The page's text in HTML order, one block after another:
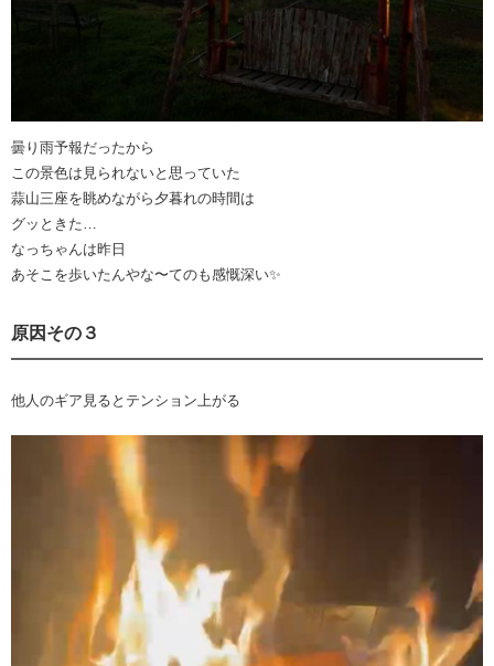
曇り雨予報だったから
この景色は見られないと思っていた
蒜山三座を眺めながら夕暮れの時間は
グッときた…
なっちゃんは昨日
あそこを歩いたんやな〜てのも感慨深い✨
原因その３
他人のギア見るとテンション上がる